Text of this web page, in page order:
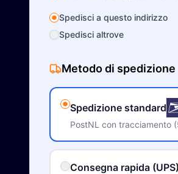
Spedisci a questo indirizzo
Spedisci altrove
Metodo di spedizione
Spedizione standard
PostNL con tracciamento
Consegna rapida (UPS)